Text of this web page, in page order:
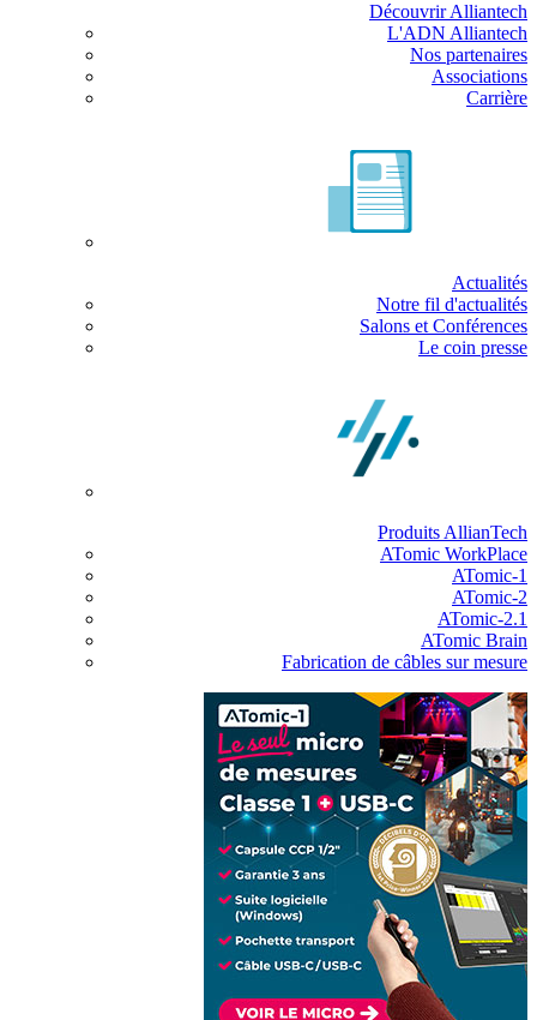
Découvrir Alliantech
L'ADN Alliantech
Nos partenaires
Associations
Carrière
Actualités
Notre fil d'actualités
Salons et Conférences
Le coin presse
Produits AllianTech
ATomic WorkPlace
ATomic-1
ATomic-2
ATomic-2.1
ATomic Brain
Fabrication de câbles sur mesure